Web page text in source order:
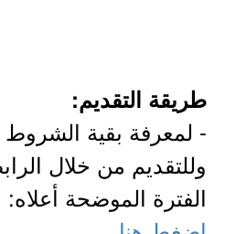
طريقة التقديم:
- لمعرفة بقية الشروط
وللتقديم من خلال
الفترة الموضحة أعلاه: